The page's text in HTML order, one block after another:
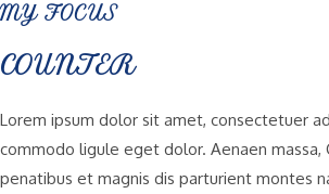
MY FOCUS
COUNTER
Lorem ipsum dolor sit amet, consectetuer
commodo ligule eget dolor. Aenaen massa,
penatibus et magnis dis parturient montes